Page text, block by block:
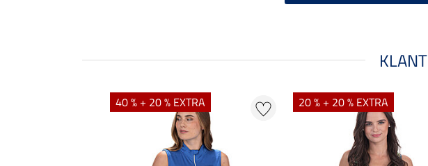
40 % + 20 % EXTRA 20 % + 20 % EXTRA